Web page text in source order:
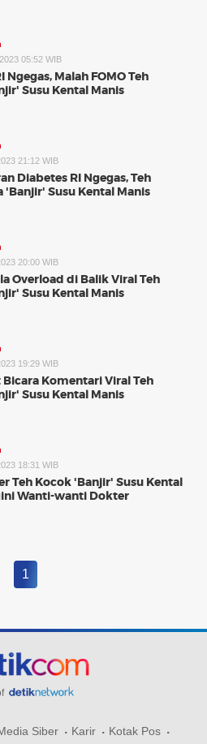
05:52 WIB
Ngegas, Malah FOMO Teh
Susu Kental Manis
21:12 WIB
Diabetes RI Ngegas, Teh
'Banjir' Susu Kental Manis
20:00 WIB
Overload di Balik Viral Teh
Susu Kental Manis
19:29 WIB
Komentari Viral Teh
Susu Kental Manis
18:31 WIB
Teh Kocok 'Banjir' Susu Kental
Wanti-wanti Dokter
1
Siber Karir Kotak Pos